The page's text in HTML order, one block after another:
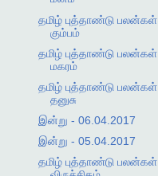
தமிழ் புத்தாண்டு பலன்கள்
கும்பம்
தமிழ் புத்தாண்டு பலன்கள்
மகரம்
தமிழ் புத்தாண்டு பலன்கள்
தனுசு
இன்று - 06.04.2017
இன்று - 05.04.2017
தமிழ் புத்தாண்டு பலன்கள்